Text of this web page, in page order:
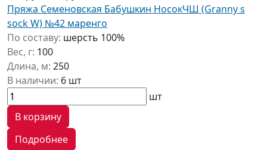
Пряжа Семеновская Бабушкин НосокЧШ (Granny s
sock W) №42 маренго
По составу: шерсть 100%
Вес, г: 100
Длина, м: 250
В наличии: 6 шт
шт
В корзину
Подробнее